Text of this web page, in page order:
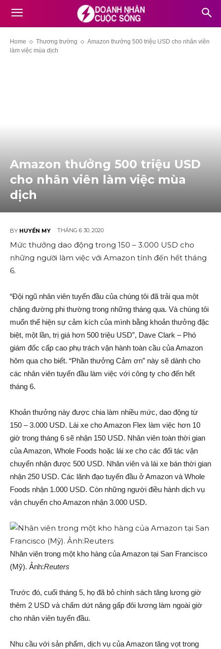
Home Thương trường
Amazon thưởng 500 triệu USD cho nhân viên
làm việc mùa dịch
Amazon thưởng 500 triệu USD
cho nhân viên làm việc mùa
dịch
BY HUYỀN MY THÁNG 6 30, 2020
Mức thưởng dao động trong 150 – 3.000 USD cho
những người làm việc với Amazon tính đến hết tháng
6.
“Đội ngũ nhân viên tuyến đầu của chúng tôi đã trải qua một
chặng đường phi thường trong những tháng qua. Và chúng tôi
muốn thể hiện sự cảm kích của mình bằng khoản thưởng đặc
biệt, một lần, trị giá hơn 500 triệu USD”, Dave Clark – Phó
giám đốc cấp cao phụ trách vận hành toàn cầu của Amazon
hôm qua cho biết. “Phần thưởng Cảm ơn” này sẽ dành cho
các nhân viên tuyến đầu làm việc với công ty cho đến hết
tháng 6.
Khoản thưởng này được chia làm nhiều mức, dao động từ
150 – 3.000 USD. Lái xe cho Amazon Flex làm việc hơn 10
giờ trong tháng 6 sẽ nhận 150 USD. Nhân viên toàn thời gian
của Amazon, Whole Foods hoặc lái xe cho các đối tác vận
chuyển nhận được 500 USD. Nhân viên và lái xe bán thời gian
nhận 250 USD. Các lãnh đạo tuyến đầu ở Amazon và Whole
Foods nhận 1.000 USD. Còn những người điều hành dịch vụ
vận chuyển cho Amazon nhận 3.000 USD.
Nhân viên trong một kho hàng của Amazon tại San Francisco
(Mỹ). Ảnh:Reuters
Trước đó, cuối tháng 5, họ đã bỏ chính sách tăng lương giờ
thêm 2 USD và chấm dứt nâng gấp đôi lương làm ngoài giờ
cho nhân viên tuyến đầu.
Nhu cầu với sản phẩm, dịch vụ của Amazon tăng vọt trong